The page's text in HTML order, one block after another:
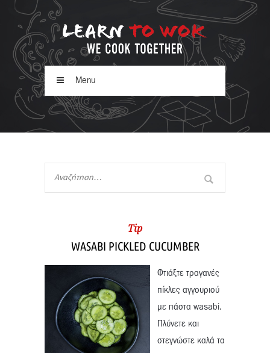
Menu
Tip
WASABI PICKLED CUCUMBER
Φτιάξτε τραγανές
πίκλες αγγουριού
με πάστα wasabi.
Πλύνετε και
στεγνώστε καλά τα